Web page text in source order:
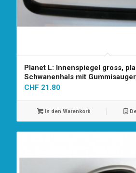
Planet L: Innenspiegel gross,
Schwanenhals mit
CHF 21.80
In den Warenkorb